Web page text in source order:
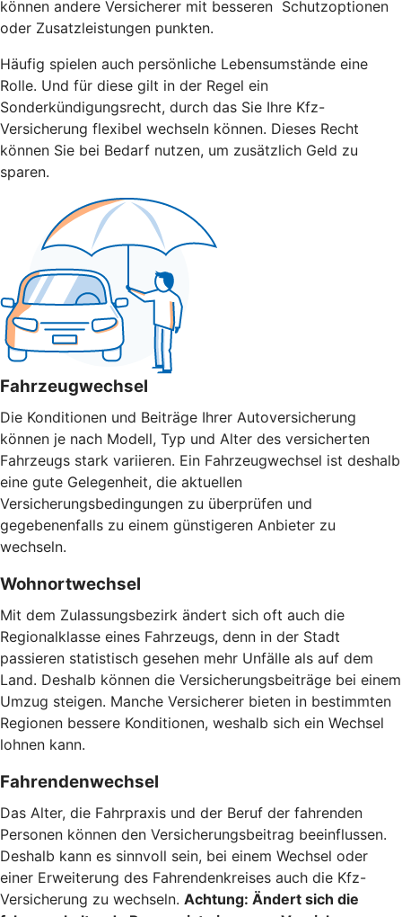
können andere Versicherer mit besseren Schutzoptionen
oder Zusatzleistungen punkten.
Häufig spielen auch persönliche Lebensumstände eine
Rolle. Und für diese gilt in der Regel ein
Sonderkündigungsrecht, durch das Sie Ihre Kfz-
Versicherung flexibel wechseln können. Dieses Recht
können Sie bei Bedarf nutzen, um zusätzlich Geld zu
sparen.
Fahrzeugwechsel
Die Konditionen und Beiträge Ihrer Autoversicherung
können je nach Modell, Typ und Alter des versicherten
Fahrzeugs stark variieren. Ein Fahrzeugwechsel ist deshalb
eine gute Gelegenheit, die aktuellen
Versicherungsbedingungen zu überprüfen und
gegebenenfalls zu einem günstigeren Anbieter zu
wechseln.
Wohnortwechsel
Mit dem Zulassungsbezirk ändert sich oft auch die
Regionalklasse eines Fahrzeugs, denn in der Stadt
passieren statistisch gesehen mehr Unfälle als auf dem
Land. Deshalb können die Versicherungsbeiträge bei einem
Umzug steigen. Manche Versicherer bieten in bestimmten
Regionen bessere Konditionen, weshalb sich ein Wechsel
lohnen kann.
Fahrendenwechsel
Das Alter, die Fahrpraxis und der Beruf der fahrenden
Personen können den Versicherungsbeitrag beeinflussen.
Deshalb kann es sinnvoll sein, bei einem Wechsel oder
einer Erweiterung des Fahrendenkreises auch die Kfz-
Versicherung zu wechseln. Achtung: Ändert sich die